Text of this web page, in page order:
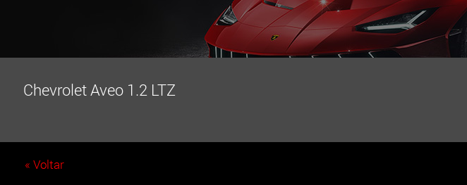
Chevrolet Aveo 1.2 LTZ
« Voltar